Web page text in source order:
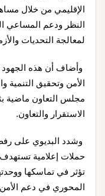
الإقليمي من خلال
النظر ودعم المساعي
لمعالجة التحديات
وأضاف أن هذه
الأمن وتحقيق التنمية
مجلس التعاون ماضية
الاستقرار والتعاون.
وشدد البديوي على
حملات إعلامية تستهدف
تؤثر في تماسكها
المحوري في دعم الأمن